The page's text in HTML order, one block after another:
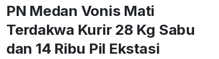
PN Medan Vonis Mati
Terdakwa Kurir 28 Kg Sabu
dan 14 Ribu Pil Ekstasi